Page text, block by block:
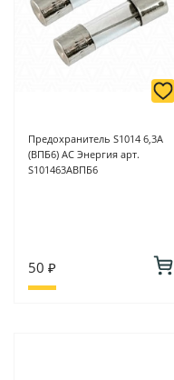
Предохранитель S1014 6,3А
(ВПБ6) АС Энергия арт.
S101463АВПБ6
50 ₽